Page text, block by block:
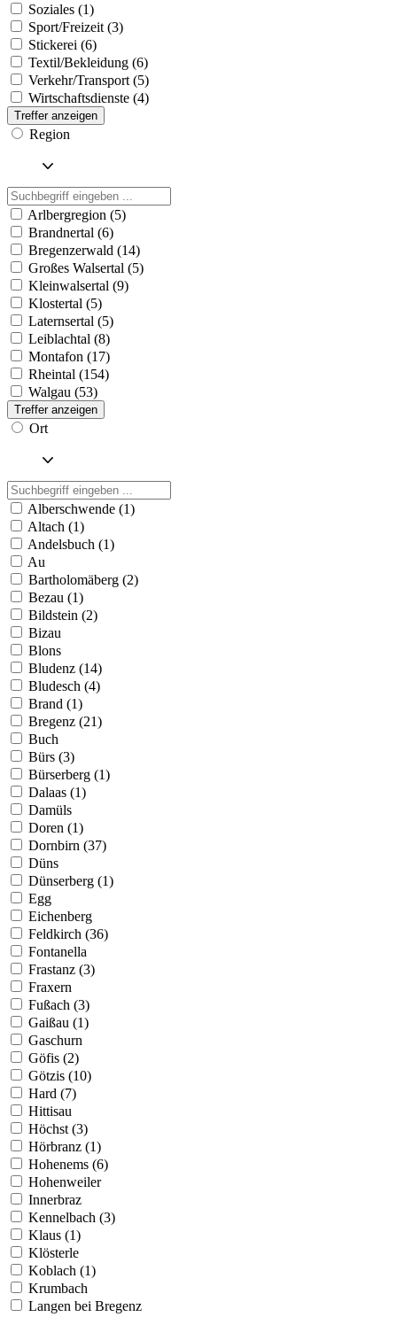
Soziales (1)
Sport/Freizeit (3)
Stickerei (6)
Textil/Bekleidung (6)
Verkehr/Transport (5)
Wirtschaftsdienste (4)
Treffer anzeigen
Region
Arlbergregion (5)
Brandnertal (6)
Bregenzerwald (14)
Großes Walsertal (5)
Kleinwalsertal (9)
Klostertal (5)
Laternsertal (5)
Leiblachtal (8)
Montafon (17)
Rheintal (154)
Walgau (53)
Treffer anzeigen
Ort
Alberschwende (1)
Altach (1)
Andelsbuch (1)
Au
Bartholomäberg (2)
Bezau (1)
Bildstein (2)
Bizau
Blons
Bludenz (14)
Bludesch (4)
Brand (1)
Bregenz (21)
Buch
Bürs (3)
Bürserberg (1)
Dalaas (1)
Damüls
Doren (1)
Dornbirn (37)
Düns
Dünserberg (1)
Egg
Eichenberg
Feldkirch (36)
Fontanella
Frastanz (3)
Fraxern
Fußach (3)
Gaißau (1)
Gaschurn
Göfis (2)
Götzis (10)
Hard (7)
Hittisau
Höchst (3)
Hörbranz (1)
Hohenems (6)
Hohenweiler
Innerbraz
Kennelbach (3)
Klaus (1)
Klösterle
Koblach (1)
Krumbach
Langen bei Bregenz